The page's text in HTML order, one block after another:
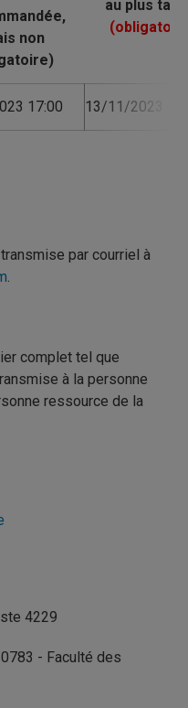
17:00 13/11/2023
par courriel à
.
complet tel que
à la personne
ressource de la
4229
- Faculté des